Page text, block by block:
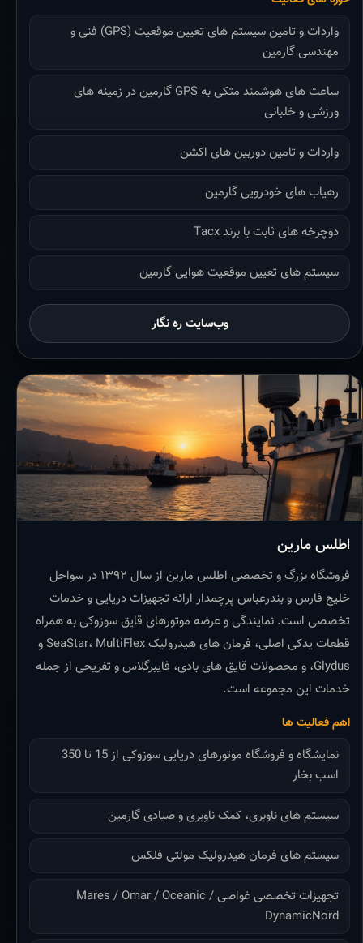
واردات و تامین سیستم های تعیین موقعیت (GPS) فنی و
مهندسی گارمین
ساعت های هوشمند متکی به GPS گارمین در زمینه های
ورزشی و خلبانی
واردات و تامین دوربین های اکشن
رهیاب های خودرویی گارمین
دوچرخه های ثابت با برند Tacx
سیستم های تعیین موقعیت هوایی گارمین
وب‌سایت ره نگار
اطلس مارین
فروشگاه بزرگ و تخصصی اطلس مارین از سال ۱۳۹۲ در سواحل
خلیج فارس و بندرعباس پرچمدار ارائه تجهیزات دریایی و خدمات
تخصصی است. نمایندگی و عرضه موتورهای قایق سوزوکی به همراه
قطعات یدکی اصلی، فرمان های هیدرولیک SeaStar، MultiFlex و
Glydus، و محصولات قایق های بادی، فایبرگلاس و تفریحی از جمله
خدمات این مجموعه است.
اهم فعالیت ها
نمایشگاه و فروشگاه موتورهای دریایی سوزوکی از 15 تا 350
اسب بخار
سیستم های ناوبری، کمک ناوبری و صیادی گارمین
سیستم های فرمان هیدرولیک مولتی فلکس
تجهیزات تخصصی غواصی Mares / Omar / Oceanic /
DynamicNord